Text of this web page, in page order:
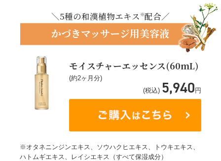
＼5種の和漢植物エキス ※配合／
かづきマッサージ用美容液
モイスチャーエッセンス(60mL)
(約2ヶ月分)
(税込) 5,940 円
※オタネニンジンエキス、ソウハクヒエキス、トウキエキス、
ハトムギエキス、レイシエキス（すべて保湿成分）